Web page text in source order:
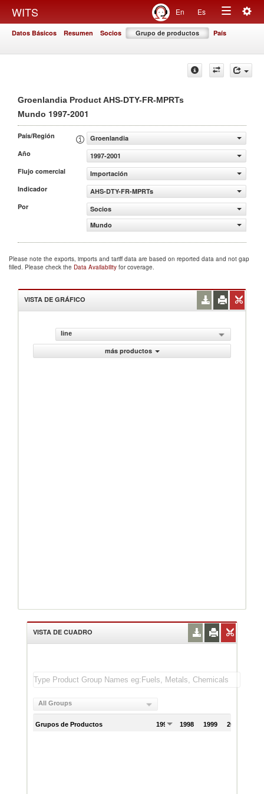
WITS En Es
Toggle
Datos Básicos Resumen Socios Grupo de productos País
Groenlandia Product AHS-DTY-FR-MPRTs
Mundo 1997-2001
País/Región
Groenlandia
Año
1997-2001
Flujo comercial
Importación
Indicador
AHS-DTY-FR-MPRTs
Por
Socios
Mundo
Please note the exports, imports and tariff data are based on reported data and not gap
filled. Please check the Data Availability for coverage.
VISTA DE GRÁFICO
line
más productos
VISTA DE CUADRO
All Groups
Grupos de Productos 1997 1998 1999 2000